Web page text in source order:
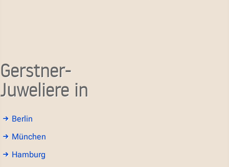
Gerstner-
Juweliere in
Berlin
München
Hamburg